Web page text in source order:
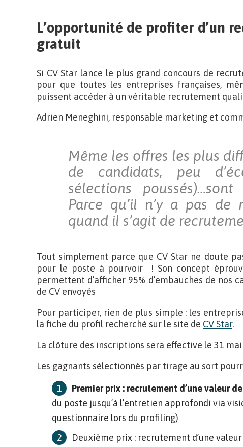
L’opportunité de profiter d’un
gratuit
Si CV Star lance le plus grand concours de
pour que toutes les entreprises françaises,
puissent accéder à un véritable recrutement
Adrien Meneghini, responsable marketing et
Même les offres les plus
de candidats, peu
sélections
Parce qu’il n’y a pas de
quand il s’agit de
Tout simplement parce que CV Star ne doute
pour le poste à pourvoir ! Son concept
permettent d’afficher 95% d’embauches de nos
de CV envoyés
Pour participer, rien de plus simple : les
la fiche du profil recherché sur le site de CV Star.
La clôture des inscriptions sera effective le 31 mai
Les gagnants sélectionnés par tirage au sort
Premier prix : recrutement d’une valeur
du poste jusqu’à l’entretien approfondi via
questionnaire lors du profiling)
Deuxième prix : recrutement d’une